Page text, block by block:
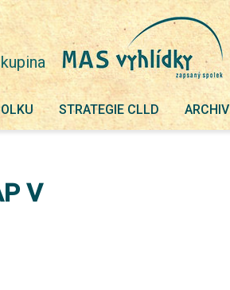
STRATEGIE CLLD ARCHIV
V